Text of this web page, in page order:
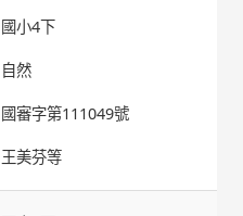
國小4下
自然
國審字第111049號
王美芬等